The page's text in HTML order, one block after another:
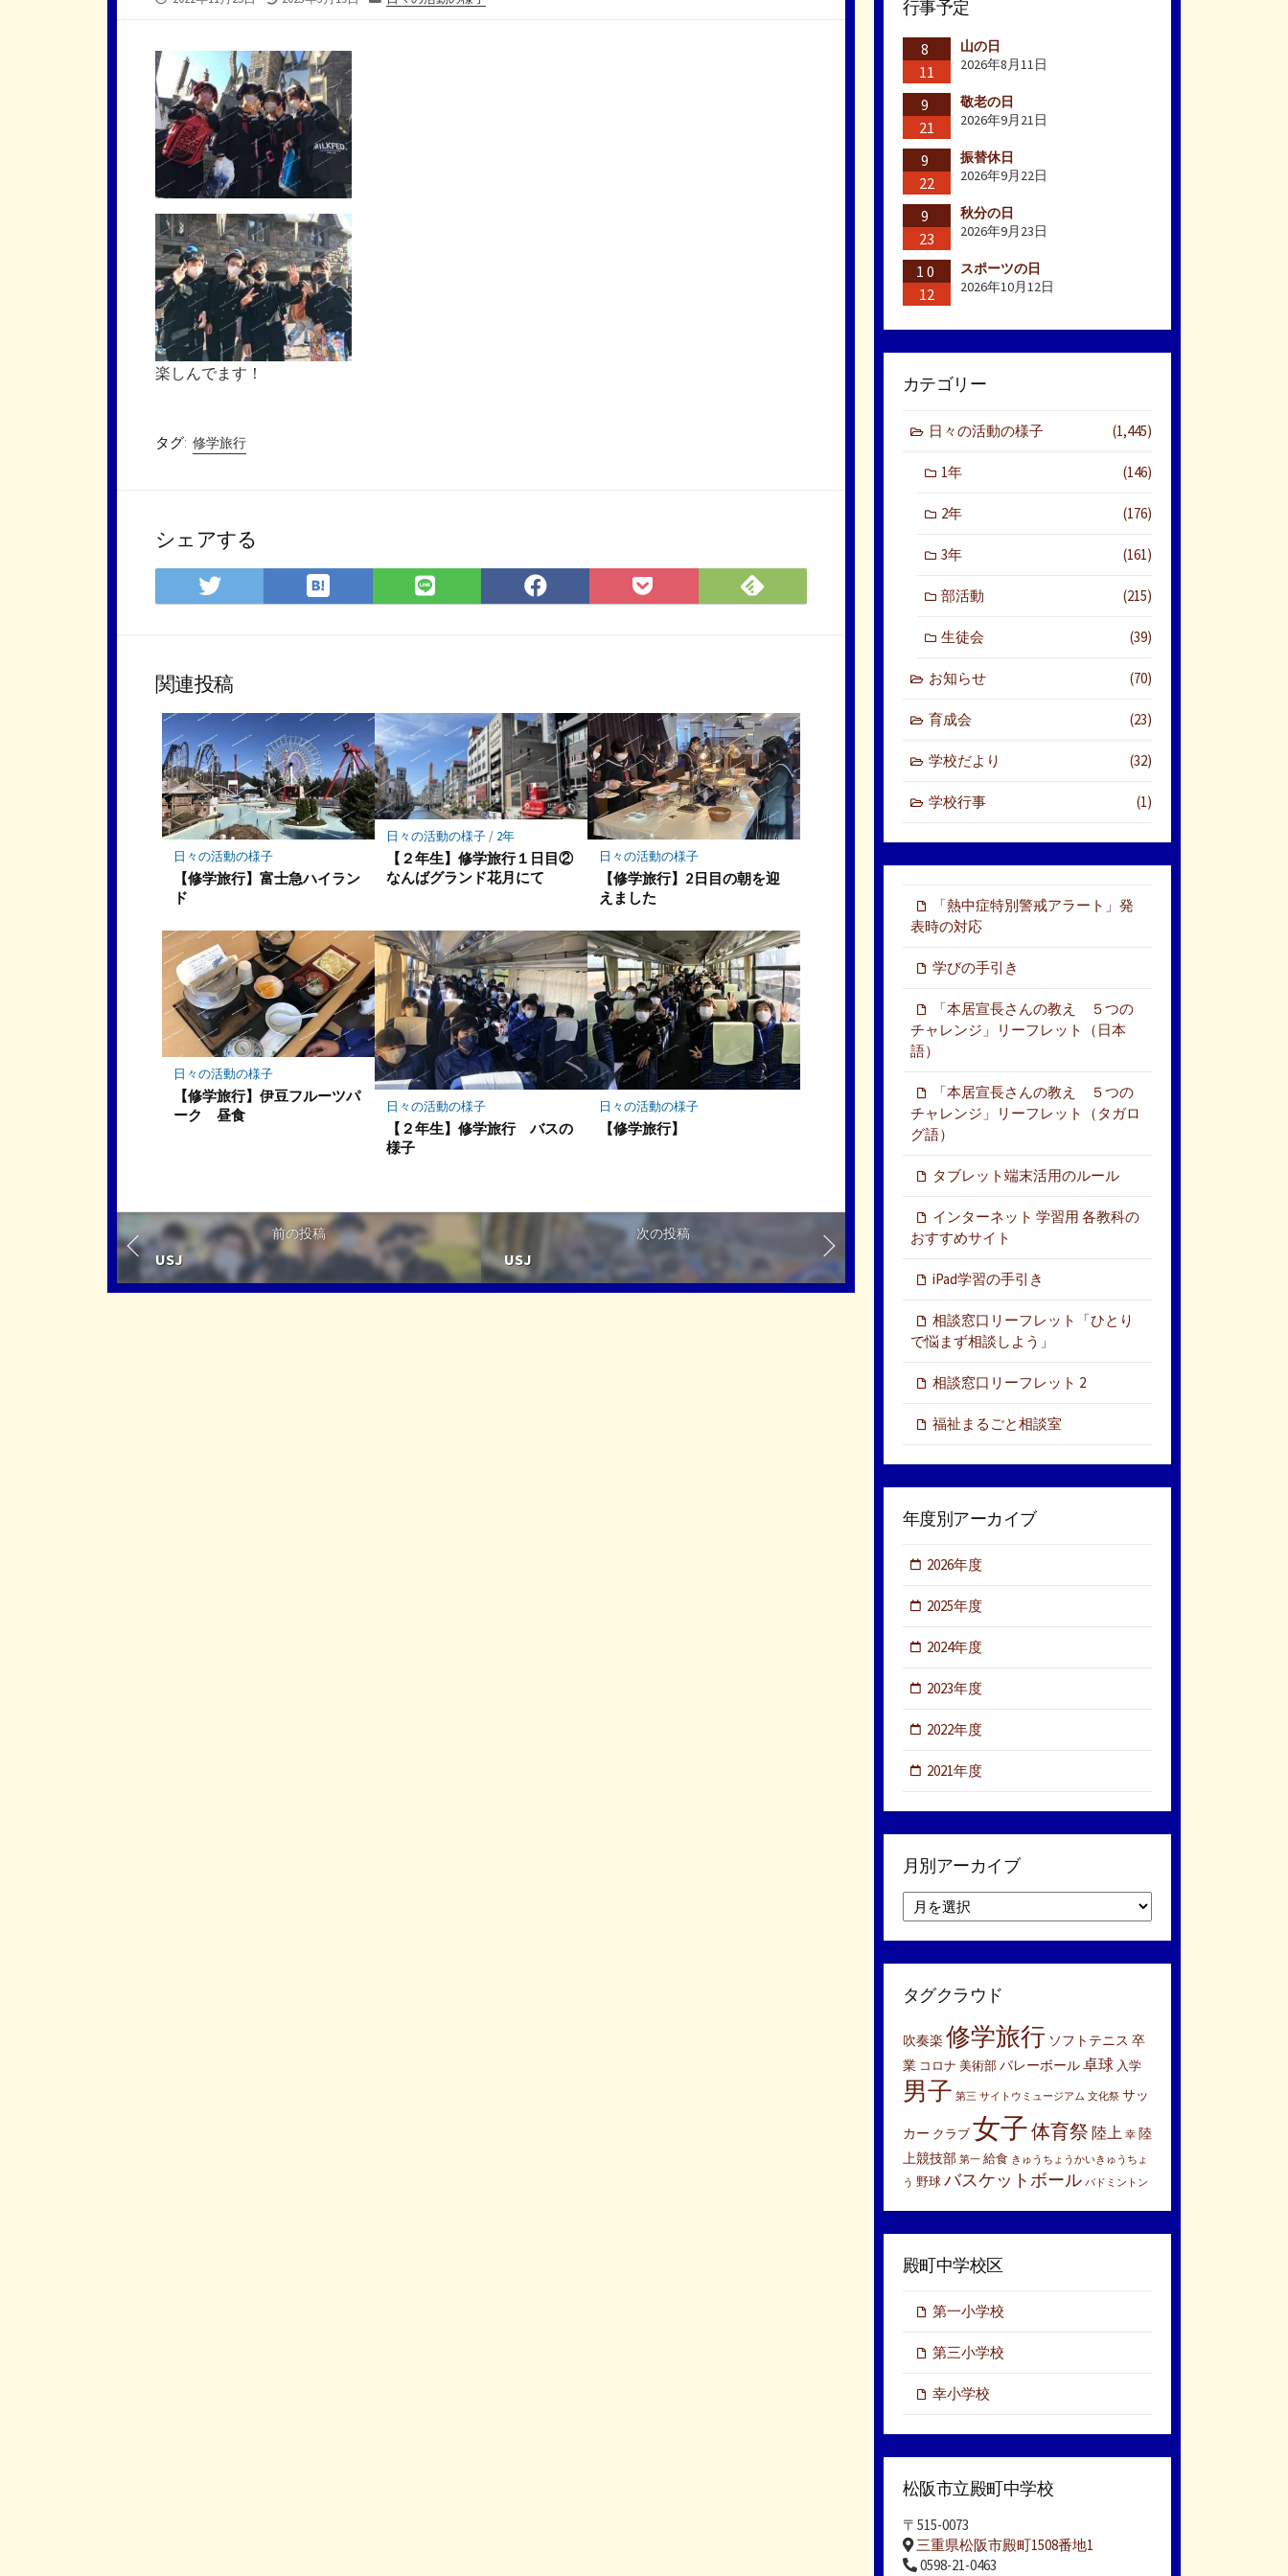
新
日
楽しんでます！
タグ: 修学旅行
シェアする
Twitter
で
ア
は
て
マ
ー
ク
に
保
存
LINE
で
Facebook
で
Pocket
に
Feedly
で
関連投稿
日々の活動の様子
【修学旅行】富士急ハイラン
ド
日々の活動の様子/ 2年
【２年生】修学旅行１日目②
なんばグランド花月にて
日々の活動の様子
【修学旅行】2日目の朝を迎
えました
日々の活動の様子
【修学旅行】伊豆フルーツパ
ーク 昼食
日々の活動の様子
【２年生】修学旅行 バスの
様子
日々の活動の様子
【修学旅行】
前の投稿
USJ
次の投稿
USJ
行事予定
8
11
山の日
2026年8月11日
9
21
敬老の日
2026年9月21日
9
22
振替休日
2026年9月22日
9
23
秋分の日
2026年9月23日
10
12
スポーツの日
2026年10月12日
カテゴリー
日々の活動の様子 (1,445)
1年 (146)
2年 (176)
3年 (161)
部活動 (215)
生徒会 (39)
お知らせ (70)
育成会 (23)
学校だより (32)
学校行事 (1)
「熱中症特別警戒アラート」発
表時の対応
学びの手引き
「本居宣長さんの教え ５つの
チャレンジ」リーフレット（日本
語）
「本居宣長さんの教え ５つの
チャレンジ」リーフレット（タガロ
グ語）
タブレット端末活用のルール
インターネット 学習用 各教科の
おすすめサイト
iPad学習の手引き
相談窓口リーフレット「ひとり
で悩まず相談しよう」
相談窓口リーフレット 2
福祉まるごと相談室
年度別アーカイブ
2026年度
2025年度
2024年度
2023年度
2022年度
2021年度
月別アーカイブ
別
ア
ー
イ
タグクラウド
吹奏楽 修学旅行 ソフトテニス 卒
業 コロナ 美術部 バレーボール卓球 入学
男子 第三 サイトウミュージアム 文化祭 サッ
カー クラブ 女子体育祭 陸上 幸 陸
上競技部 第一 給食 きゅうちょうかいきゅうちょ
う 野球 バスケットボール バドミントン
殿町中学校区
第一小学校
第三小学校
幸小学校
松阪市立殿町中学校
〒515-0073
三重県松阪市殿町1508番地1
0598-21-0463